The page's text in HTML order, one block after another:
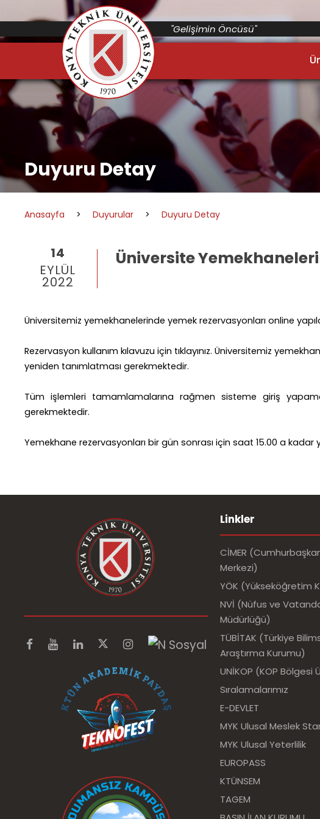
"Gelişimin Öncüsü"
Duyuru Detay
Anasayfa > Duyurular > Duyuru Detay
14
EYLÜL
2022
Üniversite
Üniversitemiz yemekhanelerinde yemek rezervasyonları online
Rezervasyon kullanım kılavuzu için tıklayınız. Üniversitemiz
yeniden tanımlatması gerekmektedir.
Tüm işlemleri tamamlamalarına rağmen sisteme giriş
gerekmektedir.
Yemekhane rezervasyonları bir gün sonrası için saat 15.00 a kadar
Linkler
CİMER
Merkezi)
YÖK (Yükseköğretim
NVİ (Nüfus ve
Müdürlüğü)
TÜBİTAK (Türkiye
Araştırma Kurumu)
UNİKOP (KOP Bölgesi
Sıralamalarımız
E-DEVLET
MYK Ulusal Meslek
MYK Ulusal Yeterlilik
EUROPASS
KTÜNSEM
TAGEM